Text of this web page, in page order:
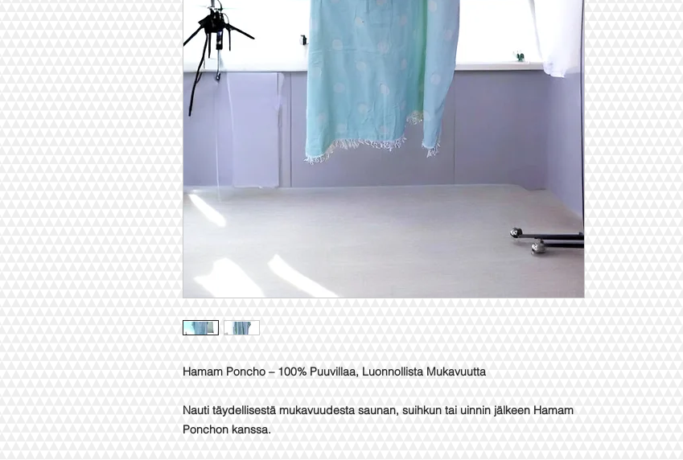
Hamam Poncho – 100% Puuvillaa, Luonnollista Mukavuutta
Nauti täydellisestä mukavuudesta saunan, suihkun tai uinnin jälkeen Hamam
Ponchon kanssa.